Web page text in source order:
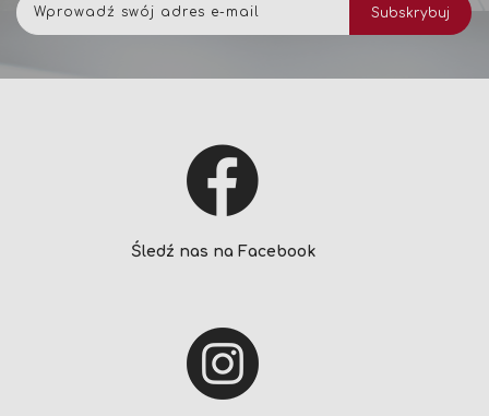
nasz
newsletter:
Subskrybuj
Śledź nas na Facebook